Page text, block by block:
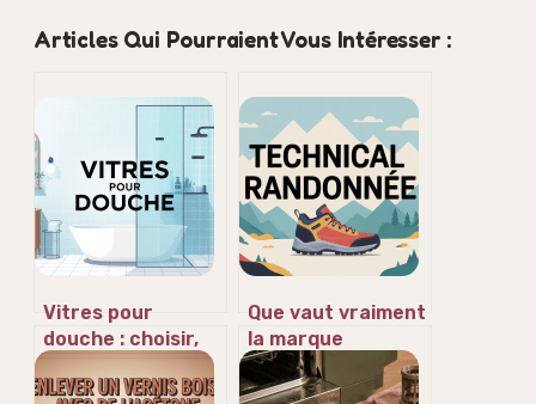
Articles Qui Pourraient Vous Intéresser :
Vitres pour
douche : choisir,
installer et
entretenir sans
Que vaut vraiment
la marque
technical pour vos
achats outdoor